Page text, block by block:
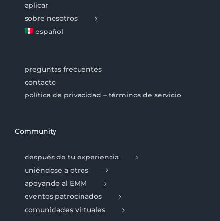
aplicar
sobre nosotros
español
preguntas frecuentes
contacto
política de privacidad – términos de servicio
Community
después de tu experiencia
uniéndose a otros
apoyando al EMM
eventos patrocinados
comunidades virtuales